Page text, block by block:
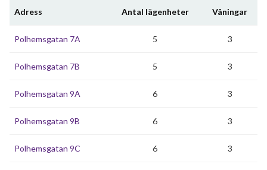
Adress Antal lägenheter Våningar
Polhemsgatan 7A 5 3
Polhemsgatan 7B 5 3
Polhemsgatan 9A 6 3
Polhemsgatan 9B 6 3
Polhemsgatan 9C 6 3